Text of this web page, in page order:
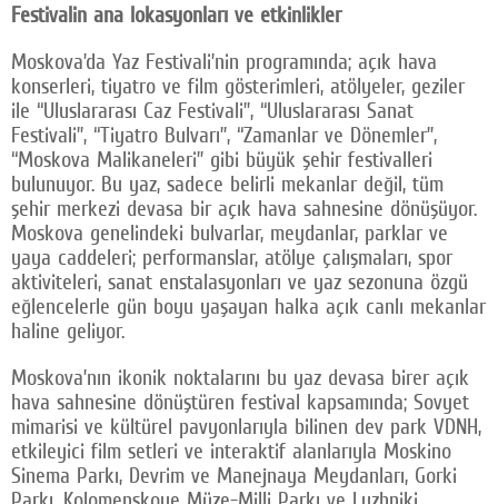
Festivalin ana lokasyonları ve etkinlikler
Moskova’da Yaz Festivali’nin programında; açık hava
konserleri, tiyatro ve film gösterimleri, atölyeler, geziler
ile “Uluslararası Caz Festivali”, “Uluslararası Sanat
Festivali”, “Tiyatro Bulvarı”, “Zamanlar ve Dönemler”,
“Moskova Malikaneleri” gibi büyük şehir festivalleri
bulunuyor. Bu yaz, sadece belirli mekanlar değil, tüm
şehir merkezi devasa bir açık hava sahnesine dönüşüyor.
Moskova genelindeki bulvarlar, meydanlar, parklar ve
yaya caddeleri; performanslar, atölye çalışmaları, spor
aktiviteleri, sanat enstalasyonları ve yaz sezonuna özgü
eğlencelerle gün boyu yaşayan halka açık canlı mekanlar
haline geliyor.
Moskova’nın ikonik noktalarını bu yaz devasa birer açık
hava sahnesine dönüştüren festival kapsamında; Sovyet
mimarisi ve kültürel pavyonlarıyla bilinen dev park VDNH,
etkileyici film setleri ve interaktif alanlarıyla Moskino
Sinema Parkı, Devrim ve Manejnaya Meydanları, Gorki